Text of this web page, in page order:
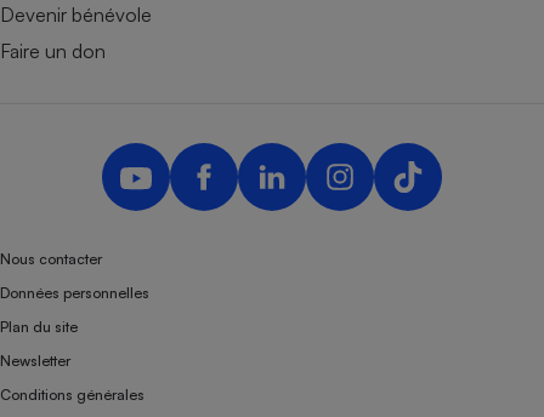
Devenir bénévole
Faire un don
Nous contacter
Données personnelles
Plan du site
Newsletter
Conditions générales